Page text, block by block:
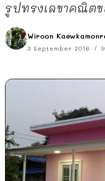
รูปทรงเลขาคณิตข
Wiroon
3 September 2016